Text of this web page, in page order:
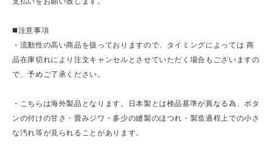
◼️注意事項
・流動性の高い商品を扱っておりますので、タイミングによっては 商
品在庫切れにより注文キャンセルとさせていただく場合もございますの
で、予めご了承ください。
・こちらは海外製品となります。日本製とは検品基準が異なる為、ボタ
ンの付けの甘さ・畳みジワ・多少の縫製のほつれ・製造過程上での小さ
な汚れ等が見られることがあります。